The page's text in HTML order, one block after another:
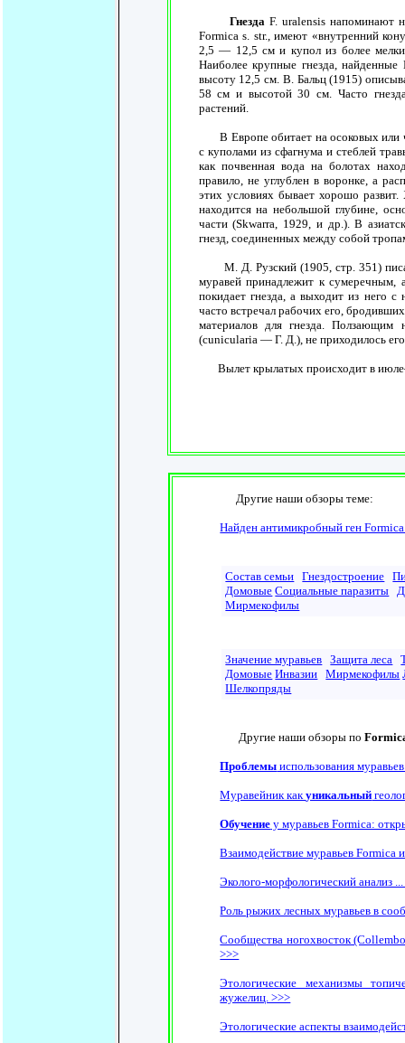
Гнезда F. uralensis напоминают
Formica s. str., имеют «внутренний
2,5 — 12,5 см и купол из более
Наиболее крупные гнезда,
высоту 12,5 см. В. Бальц (1915)
58 см и высотой 30 см. Часто
растений.
В Европе обитает на осоковых или
с куполами из сфагнума и стеблей
как почвенная вода на болотах
правило, не углублен в воронке, а
этих условиях бывает хорошо
находится на небольшой глубине,
части (Skwarra, 1929, и др.). В
гнезд, соединенных между собой
М. Д. Рузский (1905, стр. 351)
муравей принадлежит к
покидает гнезда, а выходит из него
часто встречал рабочих его,
материалов для гнезда.
(cunicularia — Г. Д.), не приходилось
Вылет крылатых происходит в
Другие наши обзоры теме:
Найден антимикробный ген
Состав семьи Гнездостроение
Домовые Социальные паразиты
Мирмекофилы
Значение муравьев Защита леса
Домовые Инвазии Мирмекофилы
Шелкопряды
Другие наши обзоры по
Проблемы использования
Муравейник какуникальный
Обучение у муравьев Formica:
Взаимодействие муравьев Formica
Эколого-морфологический анализ
Роль рыжих лесных муравьев в
Сообщества ногохвосток
>>>
Этологические механизмы
жужелиц. >>>
Этологические аспекты